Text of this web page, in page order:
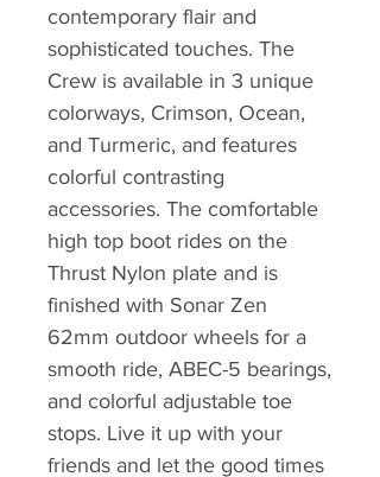
contemporary flair and
sophisticated touches. The
Crew is available in 3 unique
colorways, Crimson, Ocean,
and Turmeric, and features
colorful contrasting
accessories. The comfortable
high top boot rides on the
Thrust Nylon plate and is
finished with Sonar Zen
62mm outdoor wheels for a
smooth ride, ABEC-5 bearings,
and colorful adjustable toe
stops. Live it up with your
friends and let the good times